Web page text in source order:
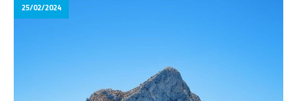
25/02/2024